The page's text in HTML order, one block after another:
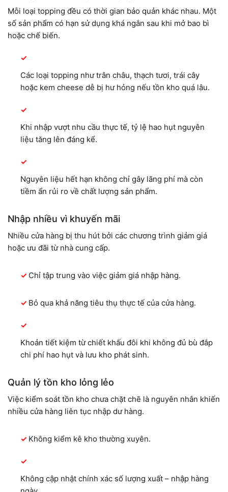
Mỗi loại topping đều có thời gian bảo quản khác nhau. Một
số sản phẩm có hạn sử dụng khá ngắn sau khi mở bao bì
hoặc chế biến.
Các loại topping như trân châu, thạch tươi, trái cây
hoặc kem cheese dễ bị hư hỏng nếu tồn kho quá lâu.
Khi nhập vượt nhu cầu thực tế, tỷ lệ hao hụt nguyên
liệu tăng lên đáng kể.
Nguyên liệu hết hạn không chỉ gây lãng phí mà còn
tiềm ẩn rủi ro về chất lượng sản phẩm.
Nhập nhiều vì khuyến mãi
Nhiều cửa hàng bị thu hút bởi các chương trình giảm giá
hoặc ưu đãi từ nhà cung cấp.
Chỉ tập trung vào việc giảm giá nhập hàng.
Bỏ qua khả năng tiêu thụ thực tế của cửa hàng.
Khoản tiết kiệm từ chiết khấu đôi khi không đủ bù đắp
chi phí hao hụt và lưu kho phát sinh.
Quản lý tồn kho lỏng lẻo
Việc kiểm soát tồn kho chưa chặt chẽ là nguyên nhân khiến
nhiều cửa hàng liên tục nhập dư hàng.
Không kiểm kê kho thường xuyên.
Không cập nhật chính xác số lượng xuất – nhập hàng